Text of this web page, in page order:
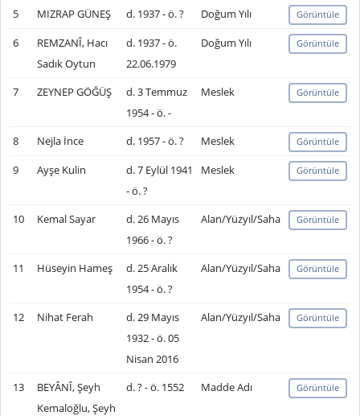
5 MIZRAP GÜNEŞ d. 1937 - ö. ? Doğum Yılı Görüntüle
6
REMZANÎ, Hacı
Sadık Oytun
d. 1937 - ö.
22.06.1979
Doğum Yılı Görüntüle
7 ZEYNEP GÖĞÜŞ
d. 3 Temmuz
1954 - ö. -
Meslek Görüntüle
8 Nejla İnce d. 1957 - ö. ? Meslek Görüntüle
9 Ayşe Kulin
d. 7 Eylül 1941
- ö. ?
Meslek Görüntüle
10 Kemal Sayar
d. 26 Mayıs
1966 - ö. ?
Alan/Yüzyıl/Saha Görüntüle
11 Hüseyin Hameş
d. 25 Aralık
1954 - ö. ?
Alan/Yüzyıl/Saha Görüntüle
12 Nihat Ferah
d. 29 Mayıs
1932 - ö. 05
Nisan 2016
Alan/Yüzyıl/Saha Görüntüle
13
BEYÂNÎ, Şeyh
Kemaloğlu, Şeyh
d. ? - ö. 1552 Madde Adı Görüntüle